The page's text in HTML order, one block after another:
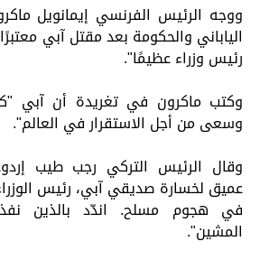
ووجه الرئيس الفرنسي إيمانويل
الياباني والحكومة بعد مقتل آبي
رئيس وزراء عظيمًا".
وكتب ماكرون في تغريدة أن آبي
وسعى من أجل الاستقرار في العالم".
وقال الرئيس التركي رجب طيب
عميق لخسارة صديقي آبي، رئيس
في هجوم مسلح. اندّد بالذين
المشين".